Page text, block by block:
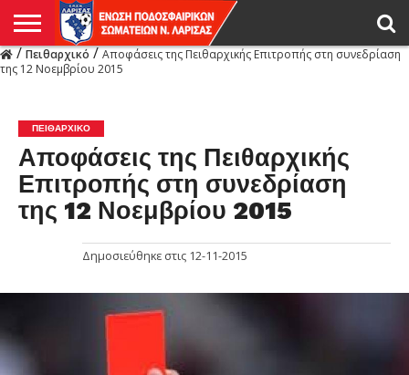
Η
ΕΝΩΣΗ
ΑΓΩΝΙΣΤΙΚΑ
ΜΙΚΤΉ
ΔΙΑΙΤΗΣΙΑ
ΠΡΩΤΑΘΛΗΜΑΤΑ
ΥΠΟΔΟΜΕΣ
ΚΥΠΕΛΛΟ
ΑΜΕΣΑ
LIVE
ΝΕΑ
ΠΡΩΤΑΘΛΗΜΑΤΑ
ΚΥΠΕΛΛΟ
ΥΠΟΔΟΜΕΣ
ΠΕΙΘΑΡΧΙΚΟ
ΜΙΚΤΗ
ΠΑΡΑΤΗΡΗΤΕΣ
ΠΡΟΠΟΝΗΤΕΣ
ΔΙΑΙΤΗΤΕΣ
VIDEO
ΓΕΝΙΚΑ
ΑΦΙΕΡΩΜΑΤΑ
ΕΚΔΗΛΩΣΕΙΣ
ΕΠΙΚΟΙΝΩΝΙΑ
/Πειθαρχικό/Αποφάσεις της Πειθαρχικής Επιτροπής στη συνεδρίαση
της 12 Νοεμβρίου 2015
ΠΕΙΘΑΡΧΙΚΌ
Αποφάσεις της Πειθαρχικής
Επιτροπής στη συνεδρίαση
της 12 Νοεμβρίου 2015
Δημοσιεύθηκε στις 12-11-2015